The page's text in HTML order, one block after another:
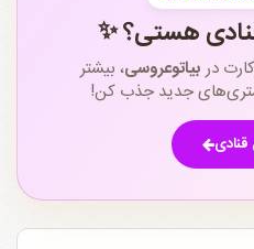
هستی؟ ✨
دربیاتوعروسی، بیشتر
جدید جذب کن!
قنادی